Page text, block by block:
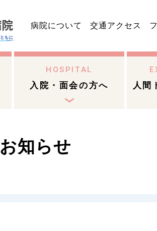
病院について 交通アクセス
HOSPITAL
入院・面会の方へ 人間
お知らせ